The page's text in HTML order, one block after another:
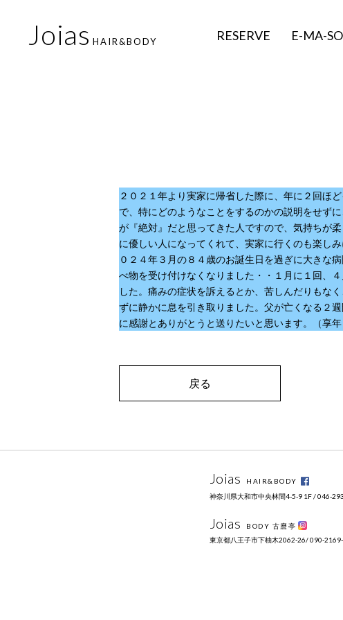
Joias HAIR&BODY RESERVE E-MA-
２０２１年より実家に帰省した際に、年に２
で、特にどのようなことをするのかの説明をせず
が『絶対』だと思ってきた人ですので、気持ちが
に優しい人になってくれて、実家に行くのも楽し
０２４年３月の８４歳のお誕生日を過ぎに大きな
べ物を受け付けなくなりました・・１月に１回、
した。痛みの症状を訴えるとか、苦しんだりもな
ずに静かに息を引き取りました。父が亡くなる２
に感謝とありがとうと送りたいと思います。（享年
戻る
Joias
HAIR&BODY
神奈川県大和市中央林間4-5-9 1F / 046-
Joias
BODY 古麿亭
東京都八王子市下柚木2062-26/ 090-